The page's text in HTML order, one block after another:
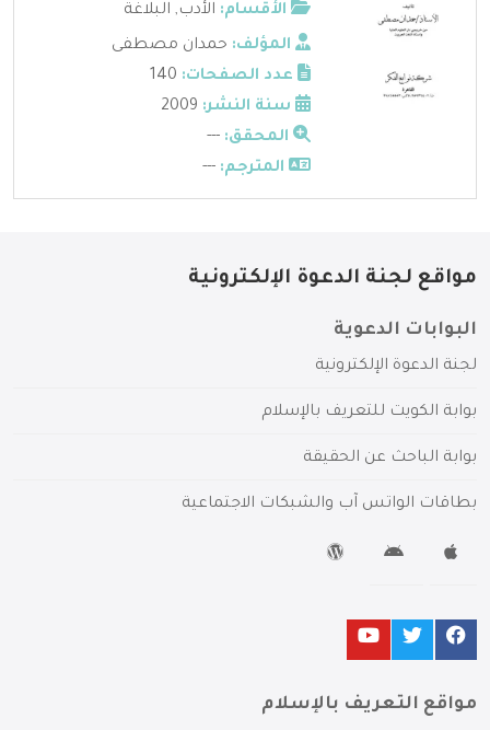
الأقسام: الأدب, البلاغة
المؤلف: حمدان مصطفى
عدد الصفحات:
سنة النشر:
المحقق: ---
المترجم: ---
مواقع لجنة الدعوة الإلكترونية
البوابات الدعوية
لجنة الدعوة الإلكترونية
بوابة الكويت للتعريف بالإسلام
بوابة الباحث عن الحقيقة
بطاقات الواتس آب والشبكات الاجتماعية
مواقع التعريف بالإسلام